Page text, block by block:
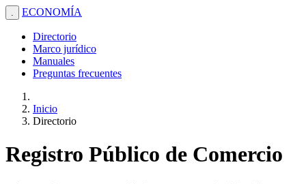
. ECONOMÍA
Directorio
Marco jurídico
Manuales
Preguntas frecuentes
Inicio
Directorio
Registro Público de Comercio